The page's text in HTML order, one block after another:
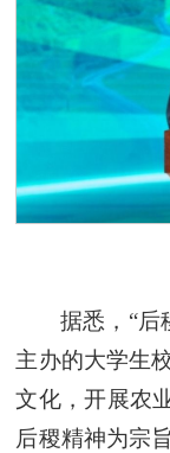
据悉，“后
主办的大学生
文化，开展农
后稷精神为宗